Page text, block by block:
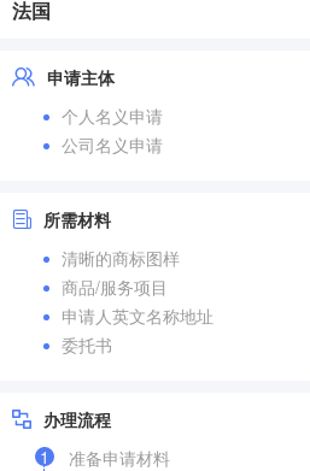
法国
申请主体
个人名义申请
公司名义申请
所需材料
清晰的商标图样
商品/服务项目
申请人英文名称地址
委托书
办理流程
1
准备申请材料